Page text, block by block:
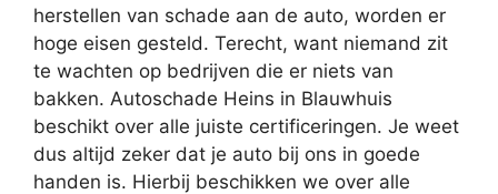
herstellen van schade aan de auto, worden er
hoge eisen gesteld. Terecht, want niemand zit
te wachten op bedrijven die er niets van
bakken. Autoschade Heins in Blauwhuis
beschikt over alle juiste certificeringen. Je weet
dus altijd zeker dat je auto bij ons in goede
handen is. Hierbij beschikken we over alle